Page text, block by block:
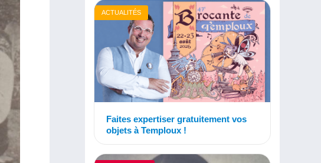
ACTUALITÉS
Faites expertiser gratuitement vos
objets à Temploux !